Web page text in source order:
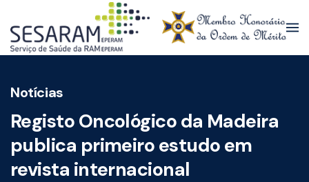
Skip to main content
Notícias
Registo Oncológico da Madeira
publica primeiro estudo em
revista internacional